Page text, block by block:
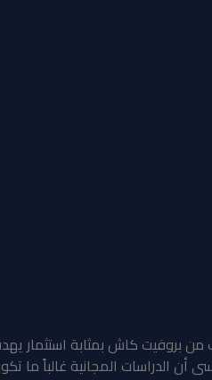
بروفيت كاش بمثابة استثمار
الدراسات المجانية غالباً ما